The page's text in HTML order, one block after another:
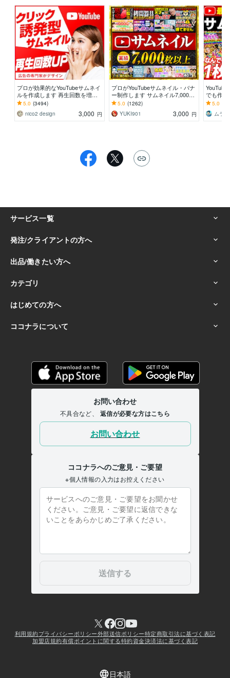
外注先としてではなく、「貴社のWeb事業部のエー
ス」として、
熱量を持ってプロジェクトに参画させていただきます。
また、プロジェクトデータやノウハウは透明性高く共有
いたしますので、将来的な内製化をお考えの企業様も安
心してお任せください。
【こんな方にオススメ】
社内にYouTubeの専門知識を持つ担当者がいない
ただ動画を投稿するだけでなく、確実に「数字」を作り
たい
様々なジャンルに対応できる、引き出しの多い運用者に
頼みたい
最後までお読みいただきありがとうございます。
YouTubeは正しい戦略で継続すれば、必ず資産になりま
いません。
皆様からのご連絡を、心よりお待ちしております。
プロが効果的なYouTubeサムネイ
ルを作成します 再生回数を増や
す！クリックしたくなる！反応さ
せるデザイン
5.0 (3494)
nico2 design
3,000 円
プロがYouTubeサムネイル・バナ
ー制作します サムネイル7,000枚
以上制作のプロがデザイン
5.0 (1262)
YUKI901
3,000 円
でも作
き可能
料」
5.0
ムラ